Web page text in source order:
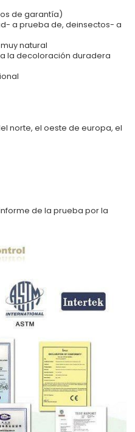
de garantía)
a prueba de, deinsectos- a
natural
la decoloración duradera
norte, el oeste de europa, el
de la prueba por la